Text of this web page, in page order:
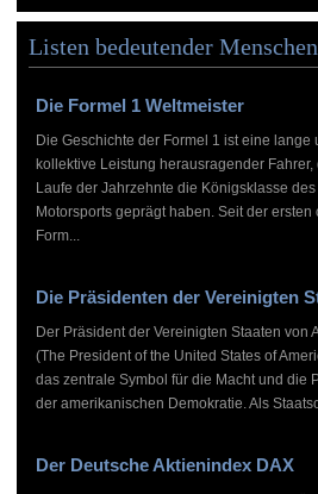
Listen bedeutender Menschen
Die Formel 1 Weltmeister
Die Geschichte der Formel 1 ist eine lange
kollektive Leistung herausragender Fahrer,
Laufe der Jahrzehnte die Königsklasse des
Motorsports geprägt haben. Seit der ersten
Form...
Die Präsidenten der Vereinigten
Der Präsident der Vereinigten Staaten von
(The President of the United States of
das zentrale Symbol für die Macht und die
der amerikanischen Demokratie. Als
Der Deutsche Aktienindex DAX